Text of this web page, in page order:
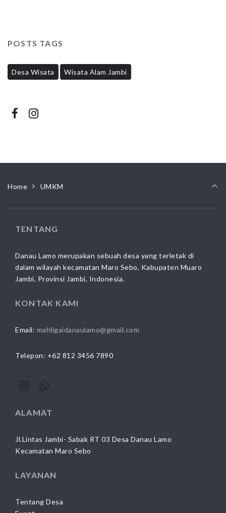
POSTS TAGS
Desa Wisata Wisata Alam Jambi
Home UMKM
TENTANG
Danau Lamo merupakan sebuah desa yang terletak di
dalam wilayah kecamatan Maro Sebo, Kabupaten Muaro
Jambi, Provinsi Jambi, Indonesia.
KONTAK KAMI
Email: mahligaidanaulamo@gmail.com
Telepon: +62 812 3456 7890
ALAMAT
Jl.Lintas Jambi- Sabak RT 03 Desa Danau Lamo
Kecamatan Maro Sebo
LAYANAN
Tentang Desa